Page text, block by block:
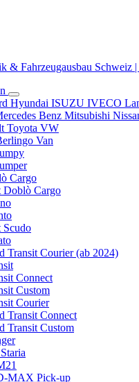
Hyundai ISUZU IVECO
Benz Mitsubishi
Toyota VW
Van
Cargo
Doblò Cargo
Scudo
Transit Courier (ab 2024)
Connect
Custom
Courier
Transit Connect
Transit Custom
MAX Pick-up